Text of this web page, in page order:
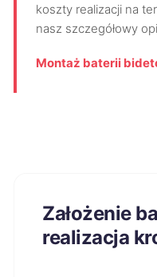
koszty realizacji na
nasz szczegółowy
Montaż baterii
Założenie
realizacja